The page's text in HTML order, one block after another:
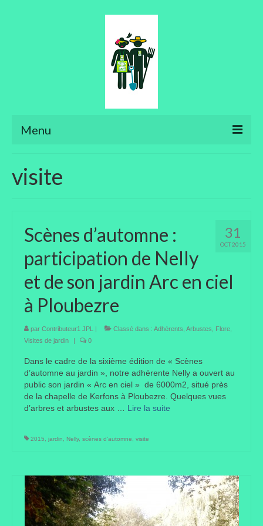
Menu
Aménager son jardin
Bonsaïs
Potager
Taille des arbres et arbustes
Vannerie
Autres
Nouveautés
Revues
Amis jardiniers du Devon
Fête des plantes
Florescence
visite
31
OCT 2015
Scènes d’automne :
participation de Nelly
et de son jardin Arc en ciel
à Ploubezre
par Contributeur1 JPL | Classé dans : Adhérents Arbustes Flore
Visites de jardin
| 0
Dans le cadre de la sixième édition de « Scènes
d’automne au jardin », notre adhérente Nelly a ouvert au
public son jardin « Arc en ciel » de 6000m2, situé près
de la chapelle de Kerfons à Ploubezre. Quelques vues
d’arbres et arbustes aux … Lire la suite­­
2015 jardin Nelly, scènes d'automne visite